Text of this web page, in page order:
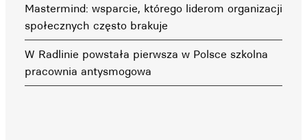
Mastermind: wsparcie, którego liderom organizacji
społecznych często brakuje
W Radlinie powstała pierwsza w Polsce szkolna
pracownia antysmogowa